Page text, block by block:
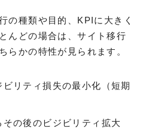
の種類や目的、KPIに大きく
んどの場合は、サイト移行
らかの特性が見られます。
リティ損失の最小化（短期
の後のビジビリティ拡大